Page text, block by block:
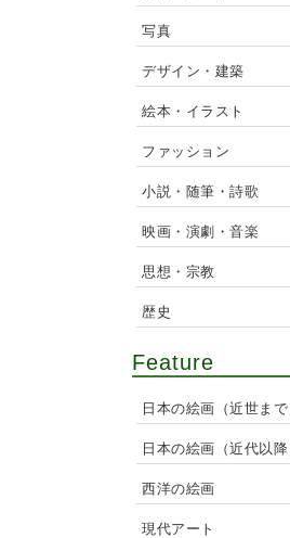
写真
デザイン・建築
絵本・イラスト
ファッション
小説・随筆・詩歌
映画・演劇・音楽
思想・宗教
歴史
Feature
日本の絵画（近世まで
日本の絵画（近代以降
西洋の絵画
現代アート